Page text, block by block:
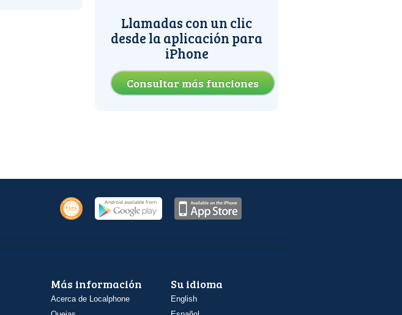
Llamadas con un clic
desde la aplicación para
iPhone
Consultar más funciones
Más información
Acerca de Localphone
Su idioma
English